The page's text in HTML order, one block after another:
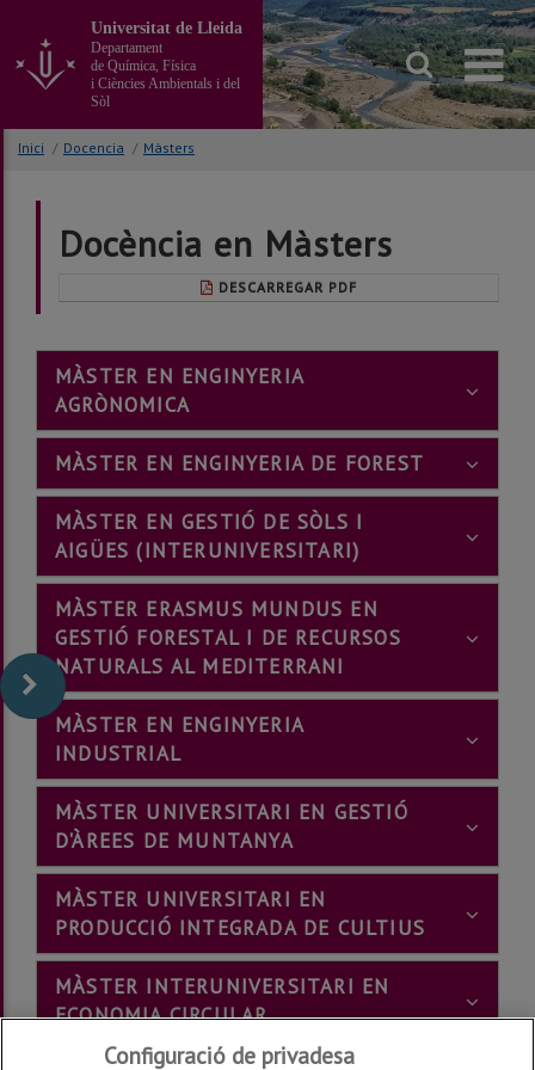
contingut
principal
la
pàgina
Universitat de Lleida
Departament
de Química, Física
i Ciències Ambientals i del
Sòl
Inici / Docencia / Màsters
Docència en Màsters
DESCARREGAR PDF
MÀSTER EN ENGINYERIA
AGRÒNOMICA
MÀSTER EN ENGINYERIA DE FOREST
MÀSTER EN GESTIÓ DE SÒLS I
AIGÜES (INTERUNIVERSITARI)
MÀSTER ERASMUS MUNDUS EN
GESTIÓ FORESTAL I DE RECURSOS
NATURALS AL MEDITERRANI
MÀSTER EN ENGINYERIA
INDUSTRIAL
MÀSTER UNIVERSITARI EN GESTIÓ
D'ÀREES DE MUNTANYA
MÀSTER UNIVERSITARI EN
PRODUCCIÓ INTEGRADA DE CULTIUS
MÀSTER INTERUNIVERSITARI EN
ECONOMIA CIRCULAR
Configuració de privadesa